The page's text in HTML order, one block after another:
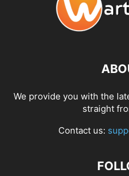
We provide you with the
straight
Contact us: